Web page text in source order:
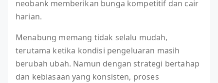
neobank memberikan bunga kompetitif dan cair
harian.
Menabung memang tidak selalu mudah,
terutama ketika kondisi pengeluaran masih
berubah ubah. Namun dengan strategi bertahap
dan kebiasaan yang konsisten, proses